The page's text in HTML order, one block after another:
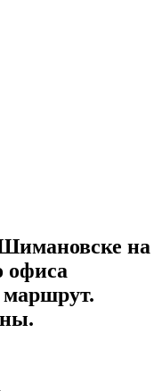
на
офиса
маршрут.